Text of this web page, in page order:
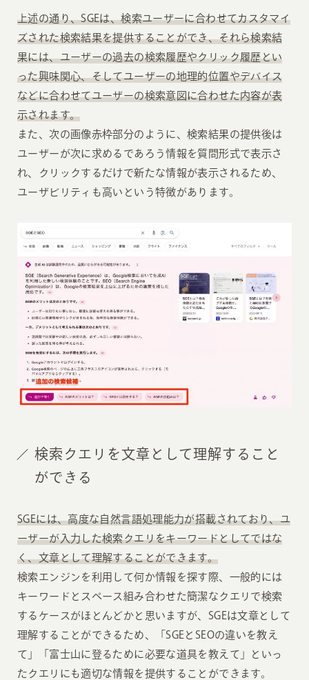
上述の通り、SGEは、検索ユーザーに合わせてカスタマイ
ズされた検索結果を提供することができ、それら検索結
果には、ユーザーの過去の検索履歴やクリック履歴とい
った興味関心、そしてユーザーの地理的位置やデバイス
などに合わせてユーザーの検索意図に合わせた内容が表
示されます。
また、次の画像赤枠部分のように、検索結果の提供後は
ユーザーが次に求めるであろう情報を質問形式で表示さ
れ、クリックするだけで新たな情報が表示されるため、
ユーザビリティも高いという特徴があります。
検索クエリを文章として理解すること
ができる
SGEには、高度な自然言語処理能力が搭載されており、ユ
ーザーが入力した検索クエリをキーワードとしてではな
く、文章として理解することができます。
検索エンジンを利用して何か情報を探す際、一般的には
キーワードとスペース組み合わせた簡潔なクエリで検索
するケースがほとんどかと思いますが、SGEは文章として
理解することができるため、「SGEとSEOの違いを教え
て」「富士山に登るために必要な道具を教えて」といっ
たクエリにも適切な情報を提供することができます。